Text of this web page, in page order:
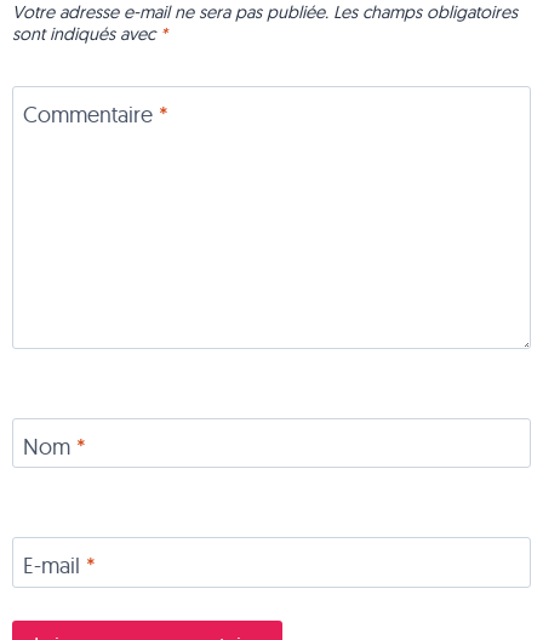
Votre adresse e-mail ne sera pas publiée. Les champs obligatoires
sont indiqués avec *
Commentaire *
Nom *
E-mail *